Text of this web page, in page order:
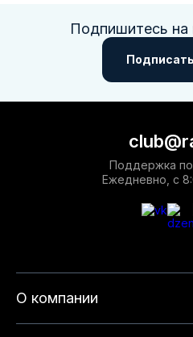
Подпишитесь на
О компании
Поддержка
Ежедневно, с